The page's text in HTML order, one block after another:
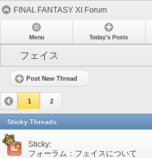
FINAL FANTASY XI Forum
Menu Today's Posts
フェイス
Post New Thread
1 2
Sticky Threads
Sticky:
フォーラム：フェイスについて